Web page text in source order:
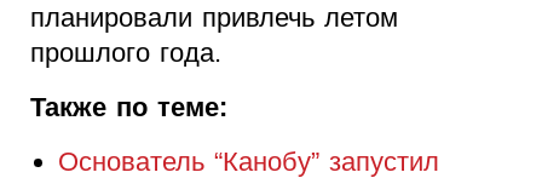
планировали привлечь летом
прошлого года.
Также по теме:
Основатель “Канобу” запустил